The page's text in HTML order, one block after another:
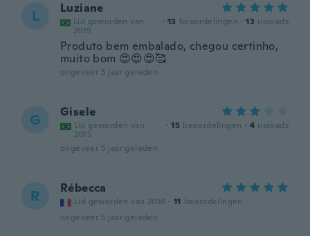
L Luziane
Lid geworden van
2019
· 13 beoordelingen · 13 uploads
Produto bem embalado, chegou certinho,
muito bom 😍😍😍🥰
ongeveer 5 jaar geleden
G Gisele
Lid geworden van
2015
· 15 beoordelingen · 4 uploads
ongeveer 5 jaar geleden
R Rébecca
Lid geworden van 2016 · 11 beoordelingen
ongeveer 5 jaar geleden